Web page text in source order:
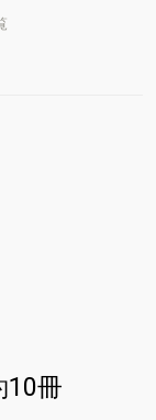
10冊